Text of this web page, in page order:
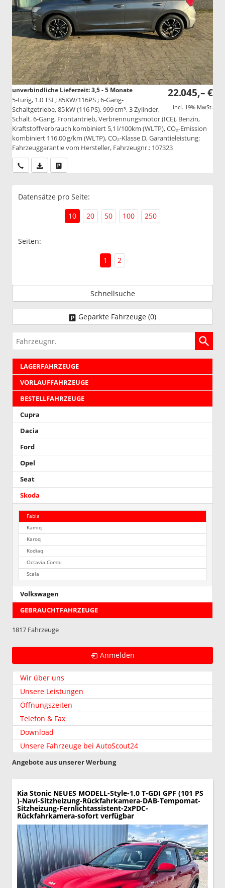
22.045,– €
incl. 19% MwSt.
unverbindliche Lieferzeit: 3,5 - 5 Monate
5-türig, 1.0 TSI ; 85KW/116PS ; 6-Gang-
Schaltgetriebe, 85 kW (116 PS), 999 cm³, 3 Zylinder,
Schalt. 6-Gang, Frontantrieb, Verbrennungsmotor (ICE), Benzin,
Kraftstoffverbrauch kombiniert 5,1 l/100km (WLTP), CO₂-Emission
kombiniert 116.00 g/km (WLTP), CO₂-Klasse D, Garantieleistung:
Fahrzeuggarantie vom Hersteller, Fahrzeugnr.: 107323
Wir rufen Sie anPDF-Datei, Fahrzeugexposé drucken
Datensätze pro Seite:
10
20 50 100 250
Seiten:
1
2
Schnellsuche
Geparkte Fahrzeuge (0)
Fahrzeugnr.
LAGERFAHRZEUGE
VORLAUFFAHRZEUGE
BESTELLFAHRZEUGE
Cupra
Dacia
Ford
Opel
Seat
Skoda
Fabia
Kamiq
Karoq
Kodiaq
Octavia Combi
Scala
Volkswagen
GEBRAUCHTFAHRZEUGE
1817 Fahrzeuge
Anmelden
Wir über uns
Unsere Leistungen
Öffnungszeiten
Telefon & Fax
Download
Unsere Fahrzeuge bei AutoScout24
Angebote aus unserer Werbung
Kia Stonic NEUES MODELL-Style-1,0 T-GDI GPF (101 PS
)-Navi-Sitzheizung-Rückfahrkamera-DAB-Tempomat-
Sitzheizung-Fernlichtassistent-2xPDC-
Rückfahrkamera-sofort verfügbar